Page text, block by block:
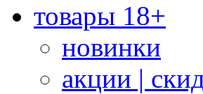
товары 18+
новинки
акции |